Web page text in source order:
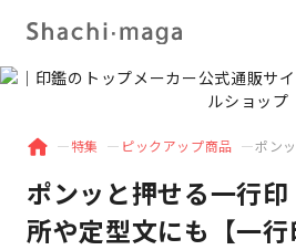
特集 ピックアップ商品 ポン
ポンッと押せる一行
所や定型文にも【一行